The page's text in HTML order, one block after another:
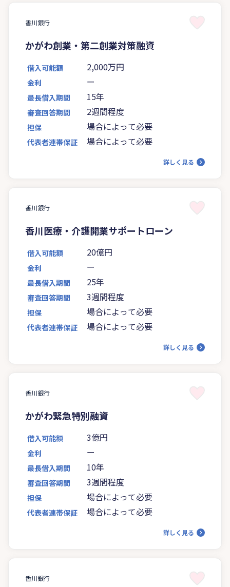
香川銀行
かがわ創業・第二創業対策融資
借入可能額 2,000万円
金利 ー
最長借入期間 15年
審査回答期間 2週間程度
担保 場合によって必要
代表者連帯保証 場合によって必要
詳しく見る
香川銀行
香川医療・介護開業サポートローン
借入可能額 20億円
金利 ー
最長借入期間 25年
審査回答期間 3週間程度
担保 場合によって必要
代表者連帯保証 場合によって必要
詳しく見る
香川銀行
かがわ緊急特別融資
借入可能額 3億円
金利 ー
最長借入期間 10年
審査回答期間 3週間程度
担保 場合によって必要
代表者連帯保証 場合によって必要
詳しく見る
香川銀行